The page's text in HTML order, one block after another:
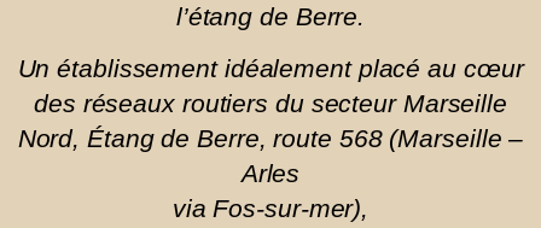
l’étang de Berre.
Un établissement idéalement placé au cœur
des réseaux routiers du secteur Marseille
Nord, Étang de Berre, route 568 (Marseille –
Arles
via Fos-sur-mer),